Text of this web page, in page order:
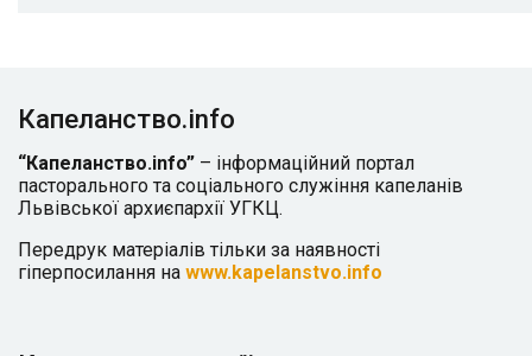
Капеланство.info
“Капеланство.info” – інформаційний портал
пасторального та соціального служіння капеланів
Львівської архиєпархії УГКЦ.
Передрук матеріалів тільки за наявності
гіперпосилання на www.kapelanstvo.info